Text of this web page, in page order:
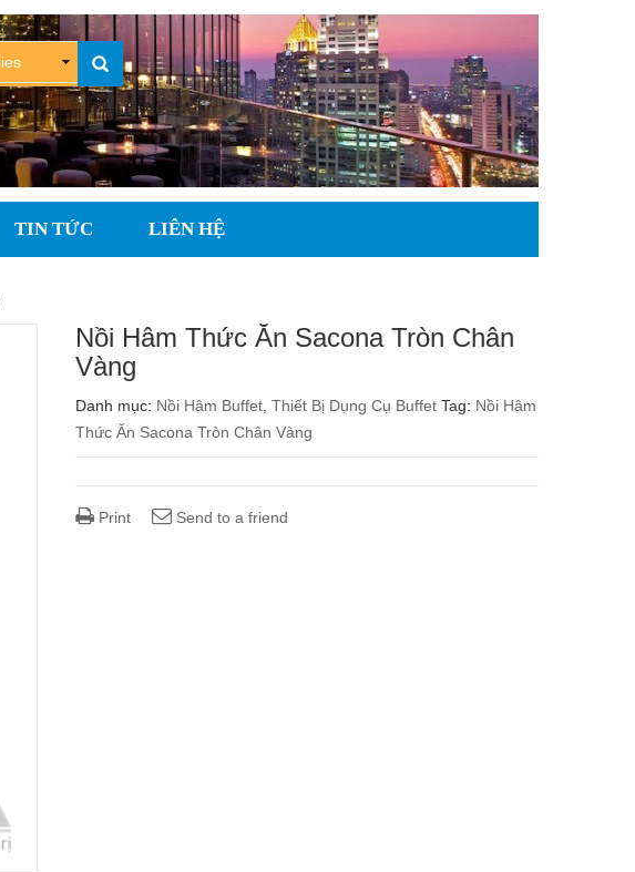
TIN TỨC LIÊN HỆ
Nồi Hâm Thức Ăn Sacona Tròn Chân
Vàng
Danh mục: Nồi Hâm Buffet,Thiết Bị Dụng Cụ Buffet Tag: Nồi Hâm
Thức Ăn Sacona Tròn Chân Vàng
Print Send to a friend